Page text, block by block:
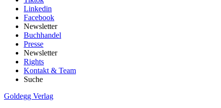
Linkedin
Facebook
Newsletter
Buchhandel
Presse
Newsletter
Rights
Kontakt & Team
Suche
Goldegg Verlag